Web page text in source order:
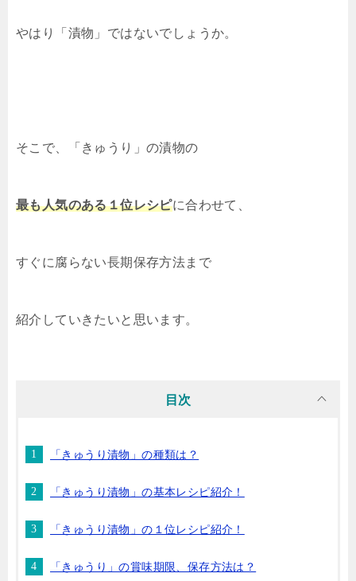
やはり「漬物」ではないでしょうか。
そこで、「きゅうり」の漬物の
最も人気のある１位レシピに合わせて、
すぐに腐らない長期保存方法まで
紹介していきたいと思います。
目次
「きゅうり漬物」の種類は？
「きゅうり漬物」の基本レシピ紹介！
「きゅうり漬物」の１位レシピ紹介！
「きゅうり」の賞味期限、保存方法は？